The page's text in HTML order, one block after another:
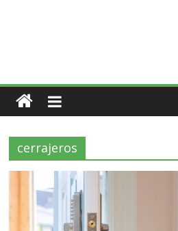
cerrajeros